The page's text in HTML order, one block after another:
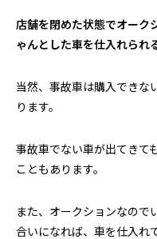
店舗を閉めた状態でオーク
ゃんとした車を仕入れられ
当然、事故車は購入できな
ります。
事故車でない車が出てきて
こともあります。
また、オークションなので
合いになれば、車を仕入れ